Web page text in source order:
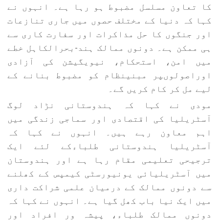
کا تعاون مسلسل مضبوط ہو رہا ہے۔ انہوں نے
کہا کہ دنیا کے مختلف حصوں میں جاری تنازعات
اور جنگوں کا حل مذاکرات اور سفارت کاری سے
ہی ممکن ہے۔ دونوں ممالک ہند-بحرالکاہل خطے
میں امن، استحکام، نیویگیشن کی آزادی
اوراصولوںپر مبنینظام کو مضبوط بنانے کے
لیے مل کر کام کریں گے۔
مودی نے کہا کہ ہندوستانی نڑاد لوگ
آسٹریلیا کی اقتصادی اور سماجی زندگی میں
اہم معاون رہے ہیں۔ انہوں نے کہا کہ
آسٹریلیا ہندوستانی طلباءکے لئے ایک
ترجیحی تعلیمی مقام رہا ہے اور ہندوستان
میں آسٹریلیائی یونیورسٹی کیمپس کے کھلنے
سے دونوں ممالک کے درمیان علمی شراکت داری
میں ایک نیا باب کھل گیا ہے۔ انہوں نے کہا کہ
دونوں ممالک طلباء، پیشہ ور افراد اور